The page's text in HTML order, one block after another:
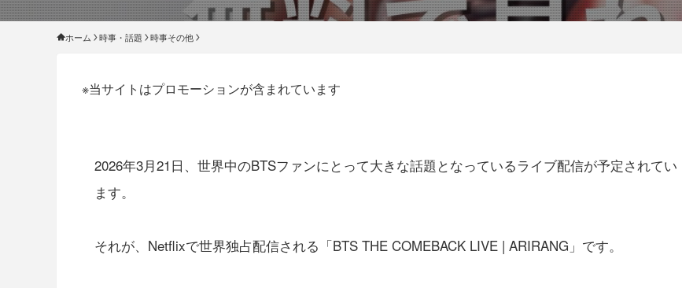
ホーム 時事・話題 時事その他
※当サイトはプロモーションが含まれています
2026年3月21日、世界中のBTSファンにとって大きな話題となっているライブ配信が予定されてい
ます。
それが、Netflixで世界独占配信される「BTS THE COMEBACK LIVE | ARIRANG」です。